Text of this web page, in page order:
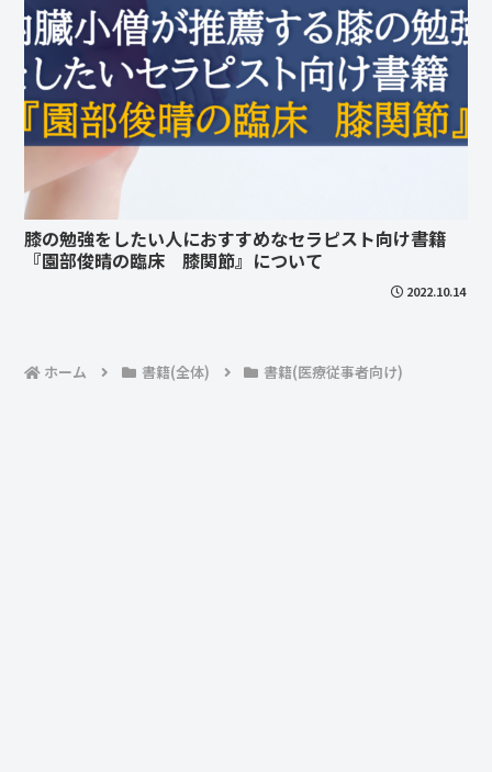
膝の勉強をしたい人におすすめなセラピスト向け書籍
『園部俊晴の臨床 膝関節』について
2022.10.14
ホーム 書籍(全体) 書籍(医療従事者向け)